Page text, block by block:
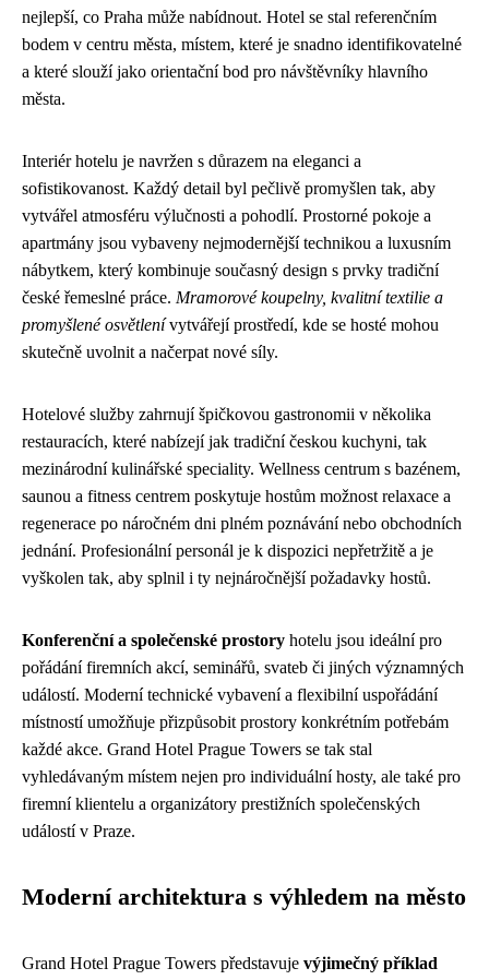
nejlepší, co Praha může nabídnout. Hotel se stal referenčním
bodem v centru města, místem, které je snadno identifikovatelné
a které slouží jako orientační bod pro návštěvníky hlavního
města.
Interiér hotelu je navržen s důrazem na eleganci a
sofistikovanost. Každý detail byl pečlivě promyšlen tak, aby
vytvářel atmosféru výlučnosti a pohodlí. Prostorné pokoje a
apartmány jsou vybaveny nejmodernější technikou a luxusním
nábytkem, který kombinuje současný design s prvky tradiční
české řemeslné práce. Mramorové koupelny, kvalitní textilie a
promyšlené osvětlenívytvářejí prostředí, kde se hosté mohou
skutečně uvolnit a načerpat nové síly.
Hotelové služby zahrnují špičkovou gastronomii v několika
restauracích, které nabízejí jak tradiční českou kuchyni, tak
mezinárodní kulinářské speciality. Wellness centrum s bazénem,
saunou a fitness centrem poskytuje hostům možnost relaxace a
regenerace po náročném dni plném poznávání nebo obchodních
jednání. Profesionální personál je k dispozici nepřetržitě a je
vyškolen tak, aby splnil i ty nejnáročnější požadavky hostů.
Konferenční a společenské prostory hotelu jsou ideální pro
pořádání firemních akcí, seminářů, svateb či jiných významných
událostí. Moderní technické vybavení a flexibilní uspořádání
místností umožňuje přizpůsobit prostory konkrétním potřebám
každé akce. Grand Hotel Prague Towers se tak stal
vyhledávaným místem nejen pro individuální hosty, ale také pro
firemní klientelu a organizátory prestižních společenských
událostí v Praze.
Moderní architektura s výhledem na město
Grand Hotel Prague Towers představuje výjimečný příklad